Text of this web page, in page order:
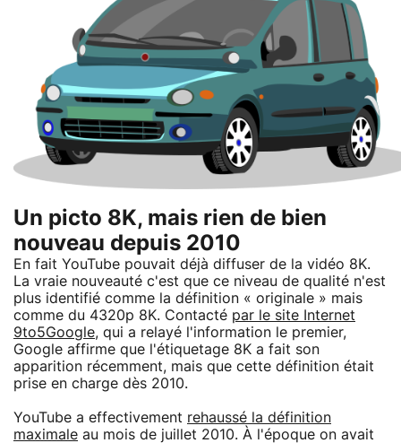
Un picto 8K, mais rien de bien
nouveau depuis 2010
En fait YouTube pouvait déjà diffuser de la vidéo 8K.
La vraie nouveauté c'est que ce niveau de qualité n'est
plus identifié comme la définition « originale » mais
comme du 4320p 8K. Contacté par le site Internet
9to5Google, qui a relayé l'information le premier,
Google affirme que l'étiquetage 8K a fait son
apparition récemment, mais que cette définition était
prise en charge dès 2010.
YouTube a effectivement rehaussé la définition
maximale au mois de juillet 2010. À l'époque on avait